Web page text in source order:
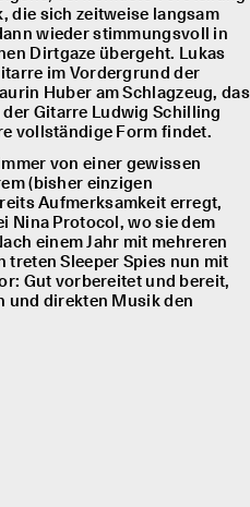
die sich zeitweise langsam
wieder stimmungsvoll in
Dirtgaze übergeht. Lukas
im Vordergrund der
Huber am Schlagzeug, das
Gitarre Ludwig Schilling
vollständige Form findet.
von einer gewissen
(bisher einzigen
Aufmerksamkeit erregt,
Nina Protocol, wo sie dem
einem Jahr mit mehreren
Sleeper Spies nun mit
Gut vorbereitet und bereit,
und direkten Musik den